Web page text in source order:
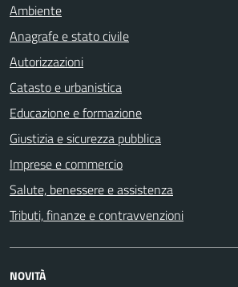
Ambiente
Anagrafe e stato civile
Autorizzazioni
Catasto e urbanistica
Educazione e formazione
Giustizia e sicurezza pubblica
Imprese e commercio
Salute, benessere e assistenza
Tributi, finanze e contravvenzioni
NOVITÀ